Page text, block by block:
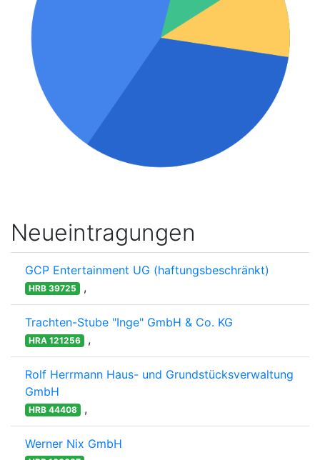
Neueintragungen
GCP Entertainment UG (haftungsbeschränkt)
HRB 39725 ,
Trachten-Stube "Inge" GmbH & Co. KG
HRA 121256 ,
Rolf Herrmann Haus- und Grundstücksverwaltung
GmbH
HRB 44408 ,
Werner Nix GmbH